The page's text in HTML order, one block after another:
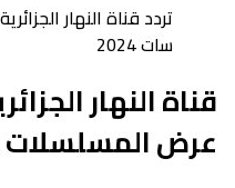
تردد قناة النهار
سات 2024
عرض المسلسلات